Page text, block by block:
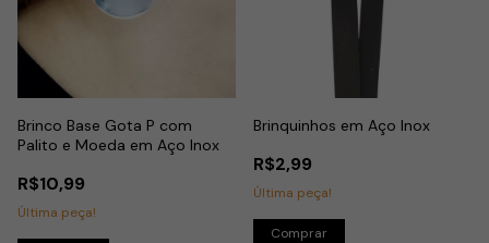
Brinco Base Gota P com
Palito e Moeda em Aço Inox
R$10,99
Última peça!
Brinquinhos em Aço Inox
R$2,99
Última peça!
Comprar